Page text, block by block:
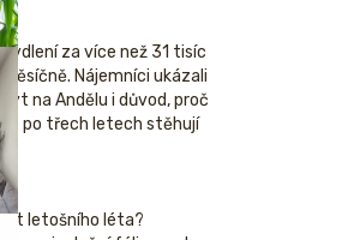
Bydlení za více než 31 tisíc
měsíčně. Nájemníci ukázali
byt na Andělu i důvod, proč
se po třech letech stěhují
Hit letošního léta?